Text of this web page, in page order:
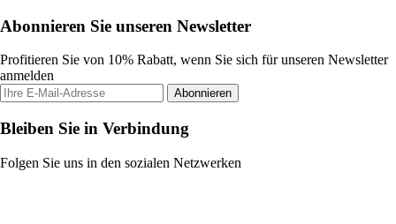
Abonnieren Sie unseren Newsletter
Profitieren Sie von 10% Rabatt, wenn Sie sich für unseren Newsletter
anmelden
Abonnieren
Bleiben Sie in Verbindung
Folgen Sie uns in den sozialen Netzwerken